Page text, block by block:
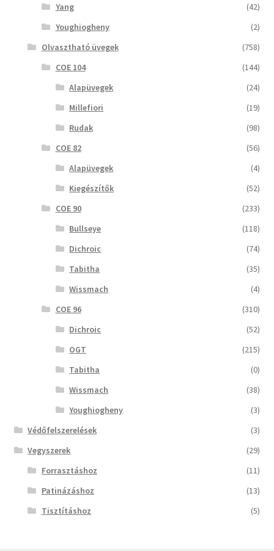
Yang
(42)
Youghiogheny
(2)
Olvasztható üvegek
(758)
COE 104
(144)
Alapüvegek
(24)
Millefiori
(19)
Rudak
(98)
COE 82
(56)
Alapüvegek
(4)
Kiegészítők
(52)
COE 90
(233)
Bullseye
(118)
Dichroic
(74)
Tabitha
(35)
Wissmach
(4)
COE 96
(310)
Dichroic
(52)
OGT
(215)
Tabitha
(0)
Wissmach
(38)
Youghiogheny
(3)
Védőfelszerelések
(3)
Vegyszerek
(29)
Forrasztáshoz
(11)
Patinázáshoz
(13)
Tisztításhoz
(5)